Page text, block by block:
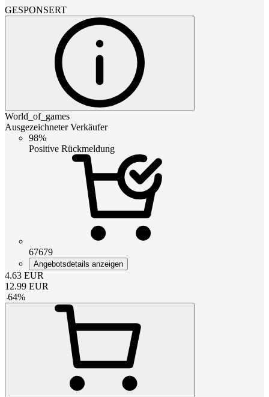
GESPONSERT
World_of_games
Ausgezeichneter Verkäufer
98%
Positive Rückmeldung
67679
Angebotsdetails anzeigen
4.63 EUR
12.99 EUR
-64%